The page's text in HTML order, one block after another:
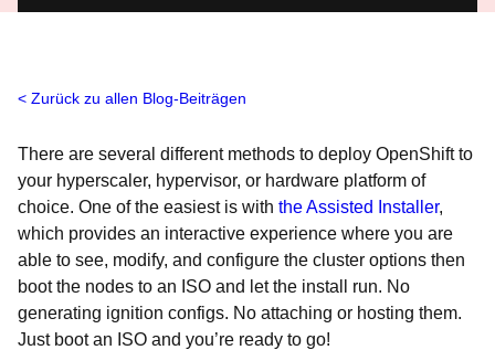
Zurück zu allen Blog-Beiträgen
There are several different methods to deploy OpenShift to
your hyperscaler, hypervisor, or hardware platform of
choice. One of the easiest is with the Assisted Installer,
which provides an interactive experience where you are
able to see, modify, and configure the cluster options then
boot the nodes to an ISO and let the install run. No
generating ignition configs. No attaching or hosting them.
Just boot an ISO and you’re ready to go!